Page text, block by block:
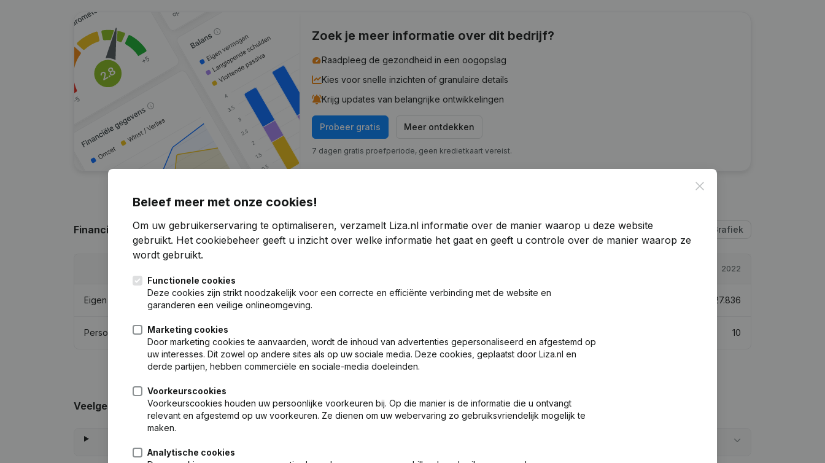
Zoek je meer informatie over dit bedrijf?
Raadpleeg de gezondheid in een oogopslag
Kies voor snelle inzichten of granulaire details
Krijg updates van belangrijke ontwikkelingen
Probeer gratis Meer ontdekken
7 dagen gratis proefperiode, geen kredietkaart vereist.
Financiële gegevensvan B.V. Aannemersbedrijf Albert de Witt Grafiek
2022
Eigen vermogen 159.940 50,66% 27.836
Personeel 10
Veelgestelde vragen
Close
Beleef meer met onze cookies!
Om uw gebruikerservaring te optimaliseren, verzamelt Liza.nl informatie over de manier waarop u deze website
gebruikt. Het cookiebeheer geeft u inzicht over welke informatie het gaat en geeft u controle over de manier waarop ze
wordt gebruikt.
Functionele cookies
Deze cookies zijn strikt noodzakelijk voor een correcte en efficiënte verbinding met de website en
garanderen een veilige onlineomgeving.
Marketing cookies
Door marketing cookies te aanvaarden, wordt de inhoud van advertenties gepersonaliseerd en afgestemd op
uw interesses. Dit zowel op andere sites als op uw sociale media. Deze cookies, geplaatst door Liza.nl en
derde partijen, hebben commerciële en sociale-media doeleinden.
Voorkeurscookies
Voorkeurscookies houden uw persoonlijke voorkeuren bij. Op die manier is de informatie die u ontvangt
relevant en afgestemd op uw voorkeuren. Ze dienen om uw webervaring zo gebruiksvriendelijk mogelijk te
maken.
Analytische cookies